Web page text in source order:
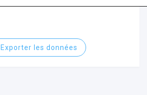
Exporter les données